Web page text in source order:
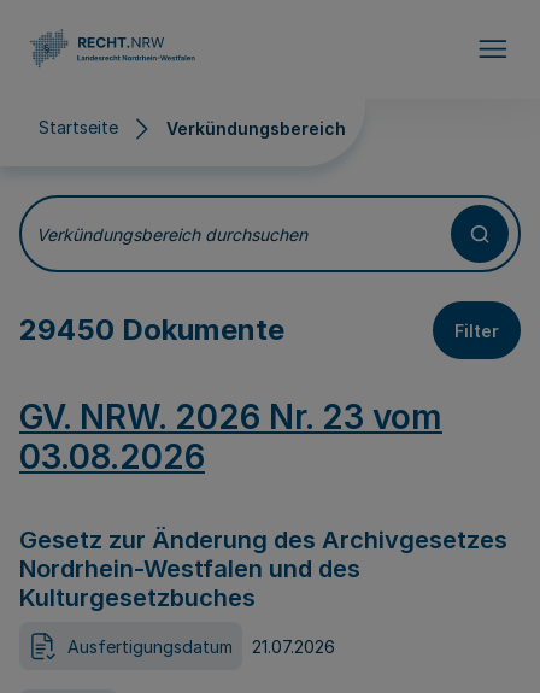
Startseite Verkündungsbereich
Verkündungsbereich
Verkündungsbereich durchsuchen
29450 Dokumente Filter
GV. NRW. 2026 Nr. 23 vom
03.08.2026
Gesetz zur Änderung des Archivgesetzes
Nordrhein-Westfalen und des
Kulturgesetzbuches
Ausfertigungsdatum 21.07.2026